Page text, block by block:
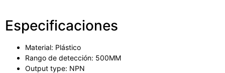
Especificaciones
Material: Plástico
Rango de detección: 500MM
Output type: NPN